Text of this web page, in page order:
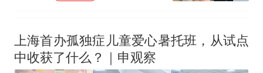
上海首办孤独症儿童爱心暑托班，从试点
中收获了什么？｜申观察